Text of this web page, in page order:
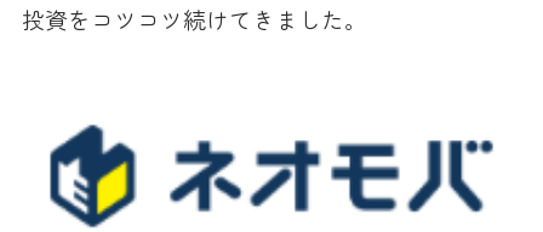
投資をコツコツ続けてきました。